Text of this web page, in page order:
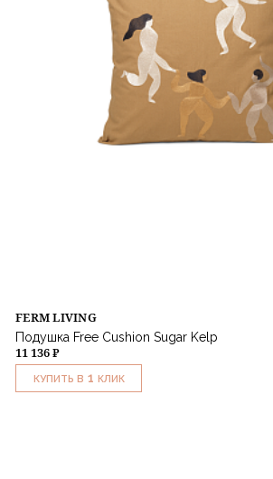
FERM LIVING
Подушка Free Cushion Sugar Kelp
11 136 ₽
КУПИТЬ В 1 КЛИК